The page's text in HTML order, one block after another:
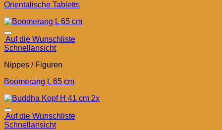
Orientalische Tabletts
Auf die Wunschliste
Schnellansicht
Nippes / Figuren
Boomerang L 65 cm
Auf die Wunschliste
Schnellansicht